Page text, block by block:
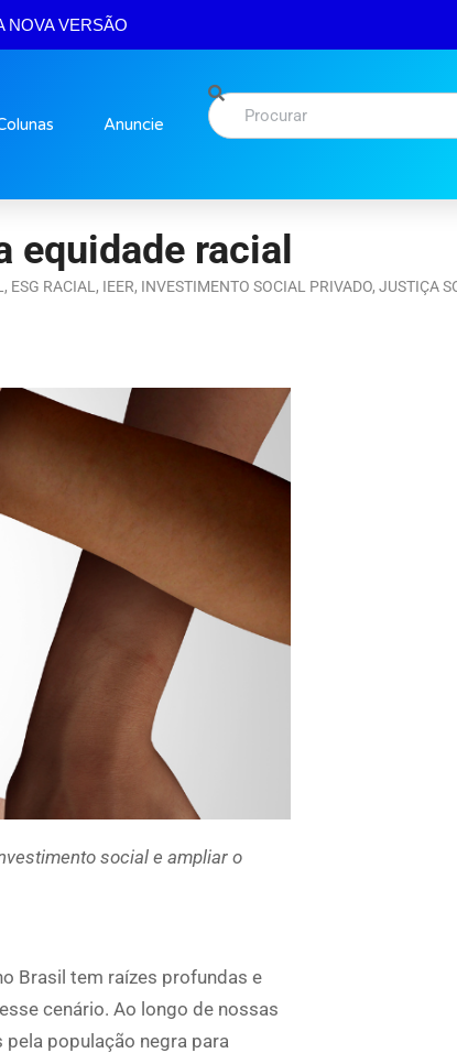
NOVA VERSÃO
Anuncie
equidade racial
, ESG RACIAL , IEER, INVESTIMENTO SOCIAL PRIVADO, JUSTIÇA
social e ampliar o
Brasil tem raízes profundas e
cenário. Ao longo de nossas
população negra para